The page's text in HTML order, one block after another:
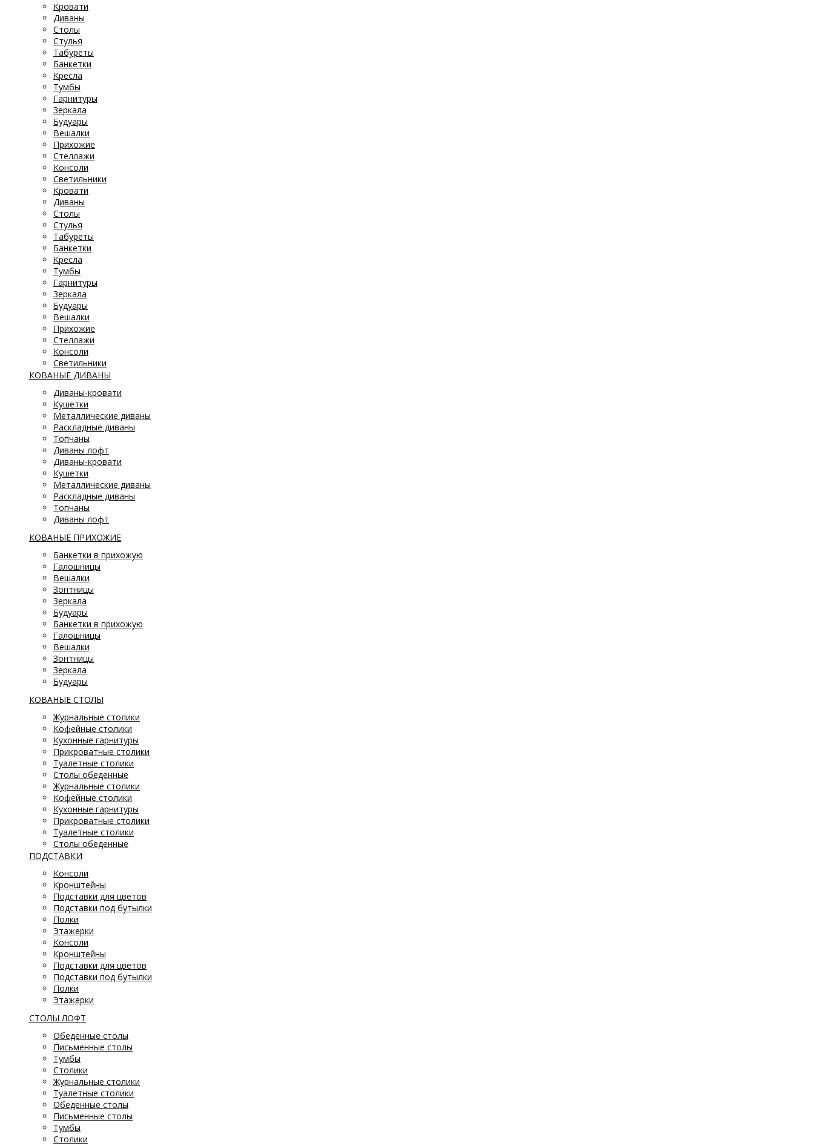
Кровати
Диваны
Столы
Стулья
Табуреты
Банкетки
Кресла
Тумбы
Гарнитуры
Зеркала
Будуары
Вешалки
Прихожие
Стеллажи
Консоли
Светильники
Кровати
Диваны
Столы
Стулья
Табуреты
Банкетки
Кресла
Тумбы
Гарнитуры
Зеркала
Будуары
Вешалки
Прихожие
Стеллажи
Консоли
Светильники
КОВАНЫЕ ДИВАНЫ
Диваны-кровати
Кушетки
Металлические диваны
Раскладные диваны
Топчаны
Диваны лофт
Диваны-кровати
Кушетки
Металлические диваны
Раскладные диваны
Топчаны
Диваны лофт
КОВАНЫЕ ПРИХОЖИЕ
Банкетки в прихожую
Галошницы
Вешалки
Зонтницы
Зеркала
Будуары
Банкетки в прихожую
Галошницы
Вешалки
Зонтницы
Зеркала
Будуары
КОВАНЫЕ СТОЛЫ
Журнальные столики
Кофейные столики
Кухонные гарнитуры
Прикроватные столики
Туалетные столики
Столы обеденные
Журнальные столики
Кофейные столики
Кухонные гарнитуры
Прикроватные столики
Туалетные столики
Столы обеденные
ПОДСТАВКИ
Консоли
Кронштейны
Подставки для цветов
Подставки под бутылки
Полки
Этажерки
Консоли
Кронштейны
Подставки для цветов
Подставки под бутылки
Полки
Этажерки
СТОЛЫ ЛОФТ
Обеденные столы
Письменные столы
Тумбы
Столики
Журнальные столики
Туалетные столики
Обеденные столы
Письменные столы
Тумбы
Столики